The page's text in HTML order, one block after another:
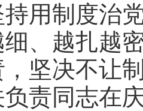
用制度治
、越扎越
坚决不让
负责同志在